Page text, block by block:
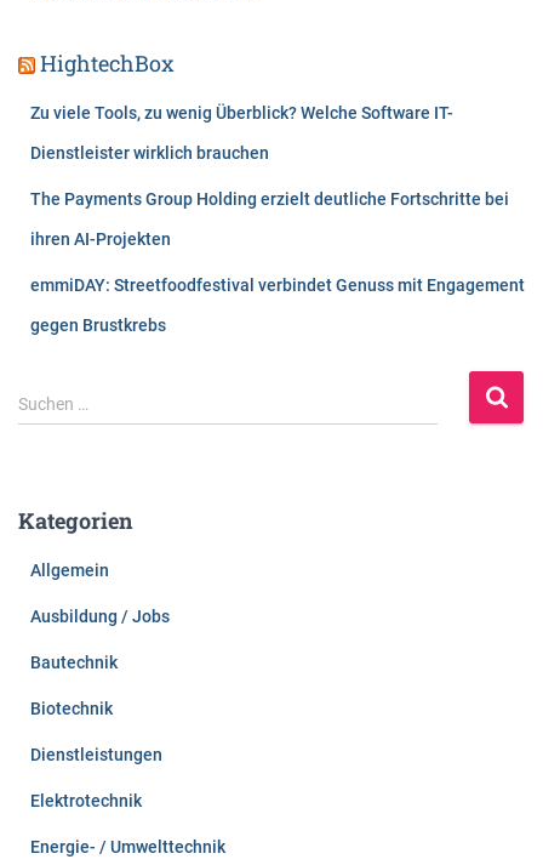
HightechBox
Zu viele Tools, zu wenig Überblick? Welche Software IT-
Dienstleister wirklich brauchen
The Payments Group Holding erzielt deutliche Fortschritte bei
ihren AI-Projekten
emmiDAY: Streetfoodfestival verbindet Genuss mit Engagement
gegen Brustkrebs
S
u
n
Suchen …
Kategorien
Allgemein
Ausbildung / Jobs
Bautechnik
Biotechnik
Dienstleistungen
Elektrotechnik
Energie- / Umwelttechnik